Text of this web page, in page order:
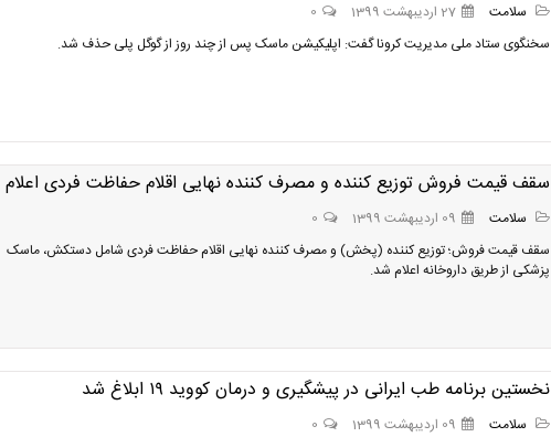
سلامت 27 اردیبهشت 1399
0
سخنگوی ستاد ملی مدیریت کرونا گفت: اپلیکیشن ماسک پس از چند روز از گوگل پلی حذف شد.
سقف قیمت فروش توزیع کننده و مصرف کننده نهایی اقلام حفاظت فردی
سلامت 09 اردیبهشت 1399
0
سقف قیمت فروش؛ توزیع کننده (پخش) و مصرف کننده نهایی اقلام حفاظت فردی شامل دستکش، ماسک
پزشکی از طریق داروخانه اعلام شد.
نخستین برنامه طب ایرانی در پیشگیری و درمان کووید ۱۹ ابلاغ شد
سلامت 09 اردیبهشت 1399
0